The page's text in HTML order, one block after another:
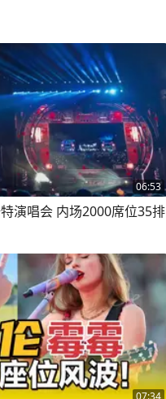
06:53
演唱会 内场2000席位35排